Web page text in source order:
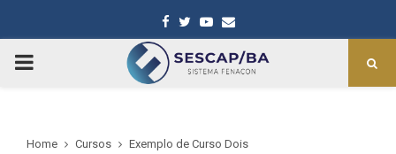
Facebook
TwitterYoutube
Email
PRIMARY
Home Cursos Exemplo de Curso Dois